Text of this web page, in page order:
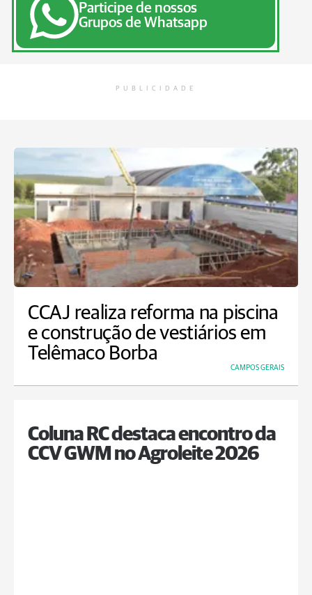
Participe de nossos
Grupos de Whatsapp
PUBLICIDADE
CCAJ realiza reforma na piscina
e construção de vestiários em
Telêmaco Borba
CAMPOS GERAIS
Coluna RC destaca encontro da
CCV GWM no Agroleite 2026